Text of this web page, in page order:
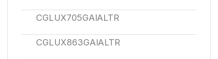
CGLUX705GAIALTR
CGLUX863GAIALTR